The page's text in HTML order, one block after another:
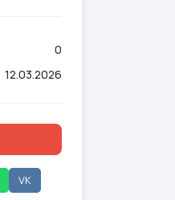
0
12.03.2026
VK